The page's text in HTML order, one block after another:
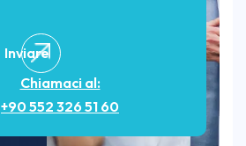
Inviare
Chiamaci al:
+90 552 326 51 60